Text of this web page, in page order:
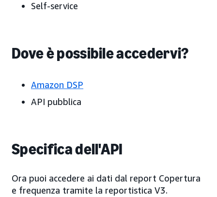
Self-service
Dove è possibile accedervi?
Amazon DSP
API pubblica
Specifica dell'API
Ora puoi accedere ai dati dal report Copertura
e frequenza tramite la reportistica V3.